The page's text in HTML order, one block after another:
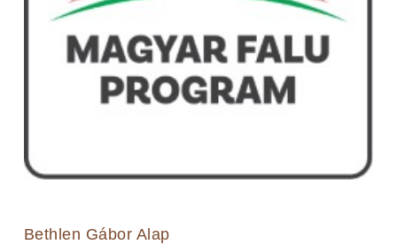
Bethlen Gábor Alap